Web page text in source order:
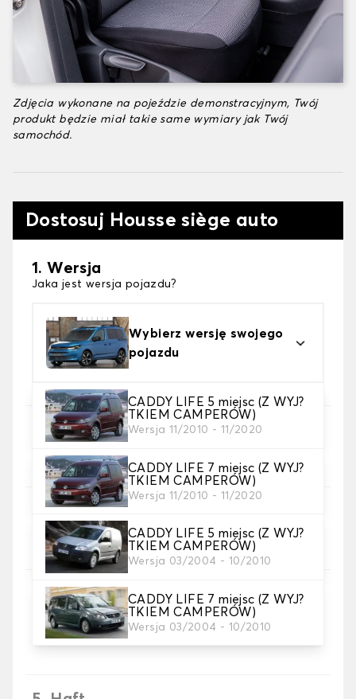
Zdjęcia wykonane na pojeździe demonstracyjnym, Twój
produkt będzie miał takie same wymiary jak Twój
samochód.
Dostosuj Housse siège auto
1. Wersja
Jaka jest wersja pojazdu?
Wybierz wersję swojego
pojazdu
CADDY LIFE 5 miejsc (Z WYJ?
TKIEM CAMPERÓW)
Wersja 11/2010 - 11/2020
CADDY LIFE 7 miejsc (Z WYJ?
TKIEM CAMPERÓW)
Wersja 11/2010 - 11/2020
CADDY LIFE 5 miejsc (Z WYJ?
TKIEM CAMPERÓW)
Wersja 03/2004 - 10/2010
CADDY LIFE 7 miejsc (Z WYJ?
TKIEM CAMPERÓW)
Wersja 03/2004 - 10/2010
2. Wybór gry
potrzebujesz
Wybierz materiał na pokrowce.
4. Kolor
Wybierz kolor pokrowców na siedzenia.